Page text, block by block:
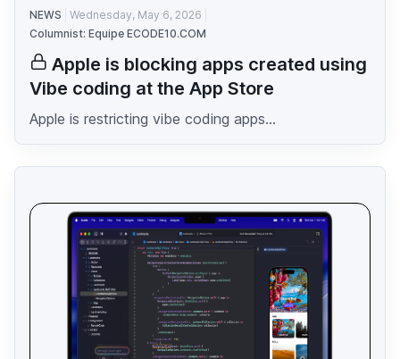
NEWS
Wednesday, May 6, 2026
Columnist: Equipe ECODE10.COM
Apple is blocking apps created using
Vibe coding at the App Store
Apple is restricting vibe coding apps...